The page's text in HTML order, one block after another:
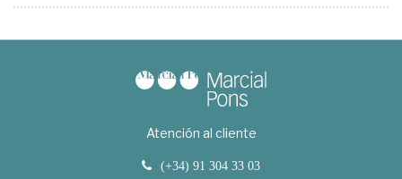
Atención al cliente
(+34) 91 304 33 03